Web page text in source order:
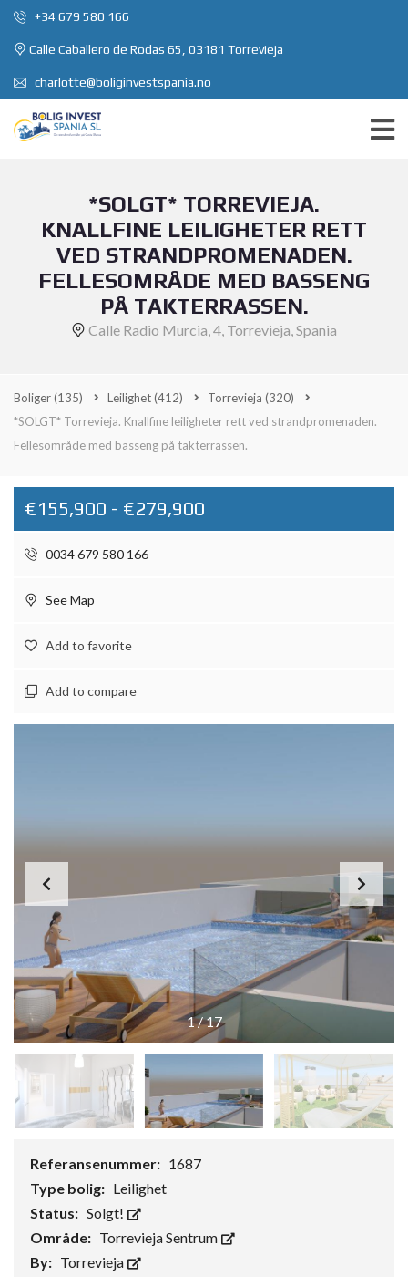
+34 679 580 166
Calle Caballero de Rodas 65, 03181 Torrevieja
charlotte@boliginvestspania.no
*SOLGT* TORREVIEJA.
KNALLFINE LEILIGHETER RETT
VED STRANDPROMENADEN.
FELLESOMRÅDE MED BASSENG
PÅ TAKTERRASSEN.
Calle Radio Murcia, 4, Torrevieja, Spania
Boliger(135) Leilighet(412) Torrevieja (320)
*SOLGT* Torrevieja. Knallfine leiligheter rett ved strandpromenaden.
Fellesområde med basseng på takterrassen.
€155,900 - €279,900
0034 679 580 166
See Map
Add to favorite
Add to compare
1/17
Referansenummer: 1687
Type bolig: Leilighet
Status: Solgt!
Område: Torrevieja Sentrum
By: Torrevieja